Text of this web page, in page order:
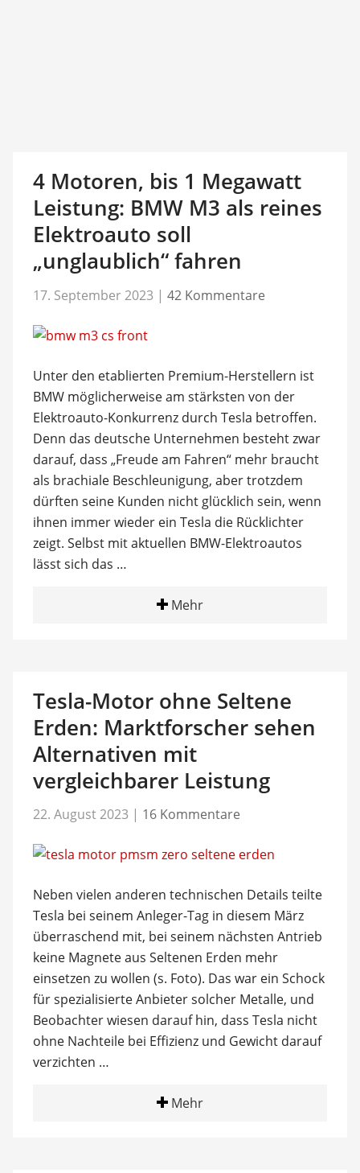
4 Motoren, bis 1 Megawatt
Leistung: BMW M3 als reines
Elektroauto soll
„unglaublich“ fahren
17. September 2023 | 42 Kommentare
Unter den etablierten Premium-Herstellern ist
BMW möglicherweise am stärksten von der
Elektroauto-Konkurrenz durch Tesla betroffen.
Denn das deutsche Unternehmen besteht zwar
darauf, dass „Freude am Fahren“ mehr braucht
als brachiale Beschleunigung, aber trotzdem
dürften seine Kunden nicht glücklich sein, wenn
ihnen immer wieder ein Tesla die Rücklichter
zeigt. Selbst mit aktuellen BMW-Elektroautos
lässt sich das …
Mehr
Tesla-Motor ohne Seltene
Erden: Marktforscher sehen
Alternativen mit
vergleichbarer Leistung
22. August 2023 | 16 Kommentare
Neben vielen anderen technischen Details teilte
Tesla bei seinem Anleger-Tag in diesem März
überraschend mit, bei seinem nächsten Antrieb
keine Magnete aus Seltenen Erden mehr
einsetzen zu wollen (s. Foto). Das war ein Schock
für spezialisierte Anbieter solcher Metalle, und
Beobachter wiesen darauf hin, dass Tesla nicht
ohne Nachteile bei Effizienz und Gewicht darauf
verzichten …
Mehr